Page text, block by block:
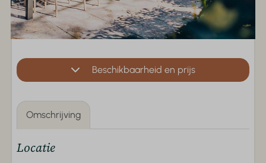
Beschikbaarheid en prijs
Omschrijving
Locatie